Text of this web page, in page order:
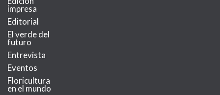
impresa
Editorial
El verde del
futuro
Entrevista
Eventos
Floricultura
en el mundo